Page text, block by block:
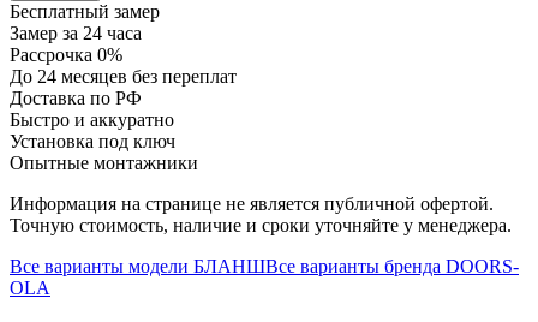
Бесплатный замер
Замер за 24 часа
Рассрочка 0%
До 24 месяцев без переплат
Доставка по РФ
Быстро и аккуратно
Установка под ключ
Опытные монтажники
Информация на странице не является публичной офертой.
Точную стоимость, наличие и сроки уточняйте у менеджера.
Все варианты модели БЛАНШВсе варианты бренда DOORS-
OLA